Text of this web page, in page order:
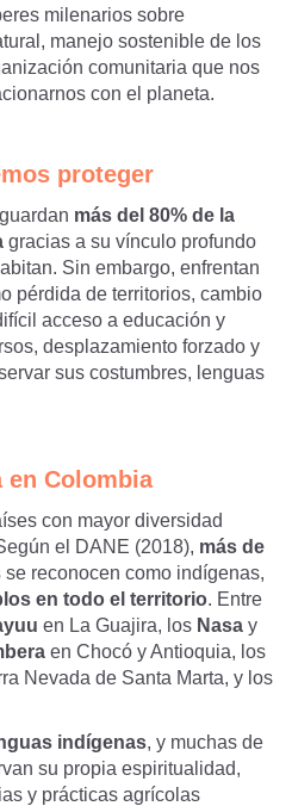
milenarios sobre
manejo sostenible de los
comunitaria que nos
con el planeta.
proteger
más del 80% de la
gracias a su vínculo profundo
Sin embargo, enfrentan
pérdida de territorios, cambio
acceso a educación y
desplazamiento forzado y
sus costumbres, lenguas
en Colombia
con mayor diversidad
el DANE (2018), más de
se reconocen como indígenas,
en todo el territorio. Entre
en La Guajira, los Nasa y
en Chocó y Antioquia, los
Nevada de Santa Marta, y los
indígenas, y muchas de
su propia espiritualidad,
y prácticas agrícolas